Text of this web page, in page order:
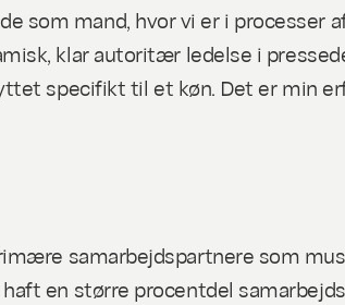
som mand, hvor vi er i
klar autoritær ledelse i
specifikt til et køn. Det er min
samarbejdspartnere som
en større procentdel